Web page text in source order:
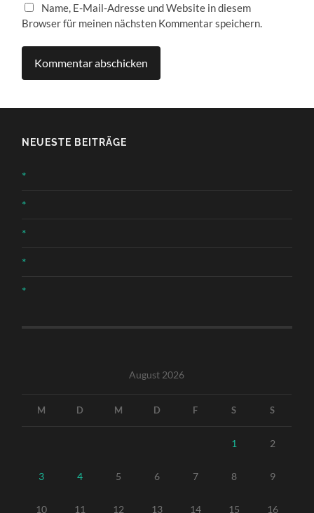
Name, E-Mail-Adresse und Website in diesem
Browser für meinen nächsten Kommentar speichern.
NEUESTE BEITRÄGE
*
*
*
*
*
August 2026
M D M D F S S
1 2
3 4 5 6 7 8 9
10 11 12 13 14 15 16